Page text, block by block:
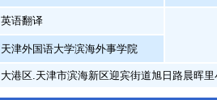
英语翻译
天津外国语大学滨海外事学院
大港区.天津市滨海新区迎宾街道旭日路晨晖